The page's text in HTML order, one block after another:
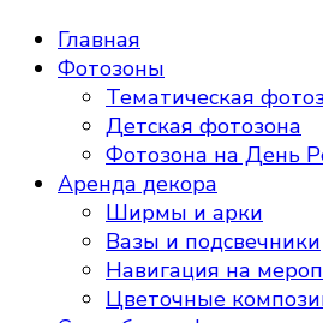
Главная
Фотозоны
Тематическая
Детская фотозона
Фотозона на День
Аренда декора
Ширмы и арки
Вазы и подсвечники
Навигация на
Цветочные